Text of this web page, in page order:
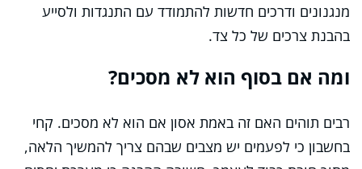
מנגנונים ודרכים חדשות להתמודד עם התנגדות ולסייע
בהבנת צרכים של כל צד.
ומה אם בסוף הוא לא מסכים?
רבים תוהים האם זה באמת אסון אם הוא לא מסכים. קחי
בחשבון כי לפעמים יש מצבים שבהם צריך להמשיך הלאה,